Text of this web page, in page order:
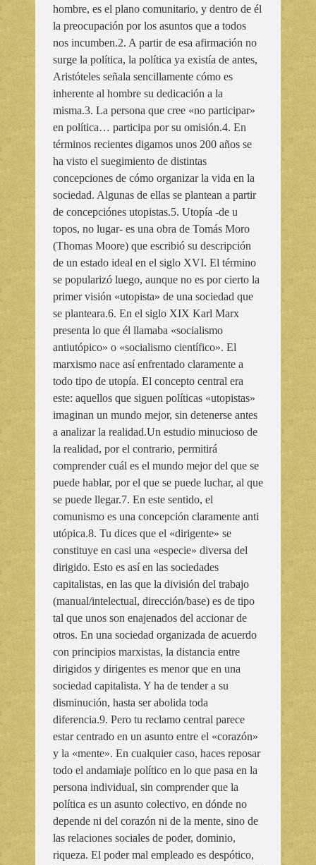
hombre, es el plano comunitario, y dentro de él
la preocupación por los asuntos que a todos
nos incumben.2. A partir de esa afirmación no
surge la política, la política ya existía de antes,
Aristóteles señala sencillamente cómo es
inherente al hombre su dedicación a la
misma.3. La persona que cree «no participar»
en política… participa por su omisión.4. En
términos recientes digamos unos 200 años se
ha visto el suegimiento de distintas
concepciones de cómo organizar la vida en la
sociedad. Algunas de ellas se plantean a partir
de concepciónes utopistas.5. Utopía -de u
topos, no lugar- es una obra de Tomás Moro
(Thomas Moore) que escribió su descripción
de un estado ideal en el siglo XVI. El término
se popularizó luego, aunque no es por cierto la
primer visión «utopista» de una sociedad que
se planteara.6. En el siglo XIX Karl Marx
presenta lo que él llamaba «socialismo
antiutópico» o «socialismo científico». El
marxismo nace así enfrentado claramente a
todo tipo de utopía. El concepto central era
este: aquellos que siguen políticas «utopistas»
imaginan un mundo mejor, sin detenerse antes
a analizar la realidad.Un estudio minucioso de
la realidad, por el contrario, permitirá
comprender cuál es el mundo mejor del que se
puede hablar, por el que se puede luchar, al que
se puede llegar.7. En este sentido, el
comunismo es una concepción claramente anti
utópica.8. Tu dices que el «dirigente» se
constituye en casi una «especie» diversa del
dirigido. Esto es así en las sociedades
capitalistas, en las que la división del trabajo
(manual/intelectual, dirección/base) es de tipo
tal que unos son enajenados del accionar de
otros. En una sociedad organizada de acuerdo
con principios marxistas, la distancia entre
dirigidos y dirigentes es menor que en una
sociedad capitalista. Y ha de tender a su
disminución, hasta ser abolida toda
diferencia.9. Pero tu reclamo central parece
estar centrado en un asunto entre el «corazón»
y la «mente». En cualquier caso, haces reposar
todo el andamiaje político en lo que pasa en la
persona individual, sin comprender que la
política es un asunto colectivo, en dónde no
depende ni del corazón ni de la mente, sino de
las relaciones sociales de poder, dominio,
riqueza. El poder mal empleado es despótico,